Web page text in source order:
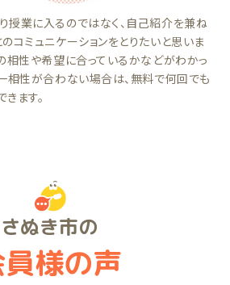
授業に入るのではなく、自己紹介を兼ね
コミュニケーションをとりたいと思いま
相性や希望に合っているかなどがわかっ
相性が合わない場合は、無料で何回でも
ます。
さぬき市の
様の声